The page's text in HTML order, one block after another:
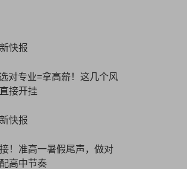
快报
对专业=拿高薪！这几个风
接开挂
快报
！准高一暑假尾声，做对
高中节奏